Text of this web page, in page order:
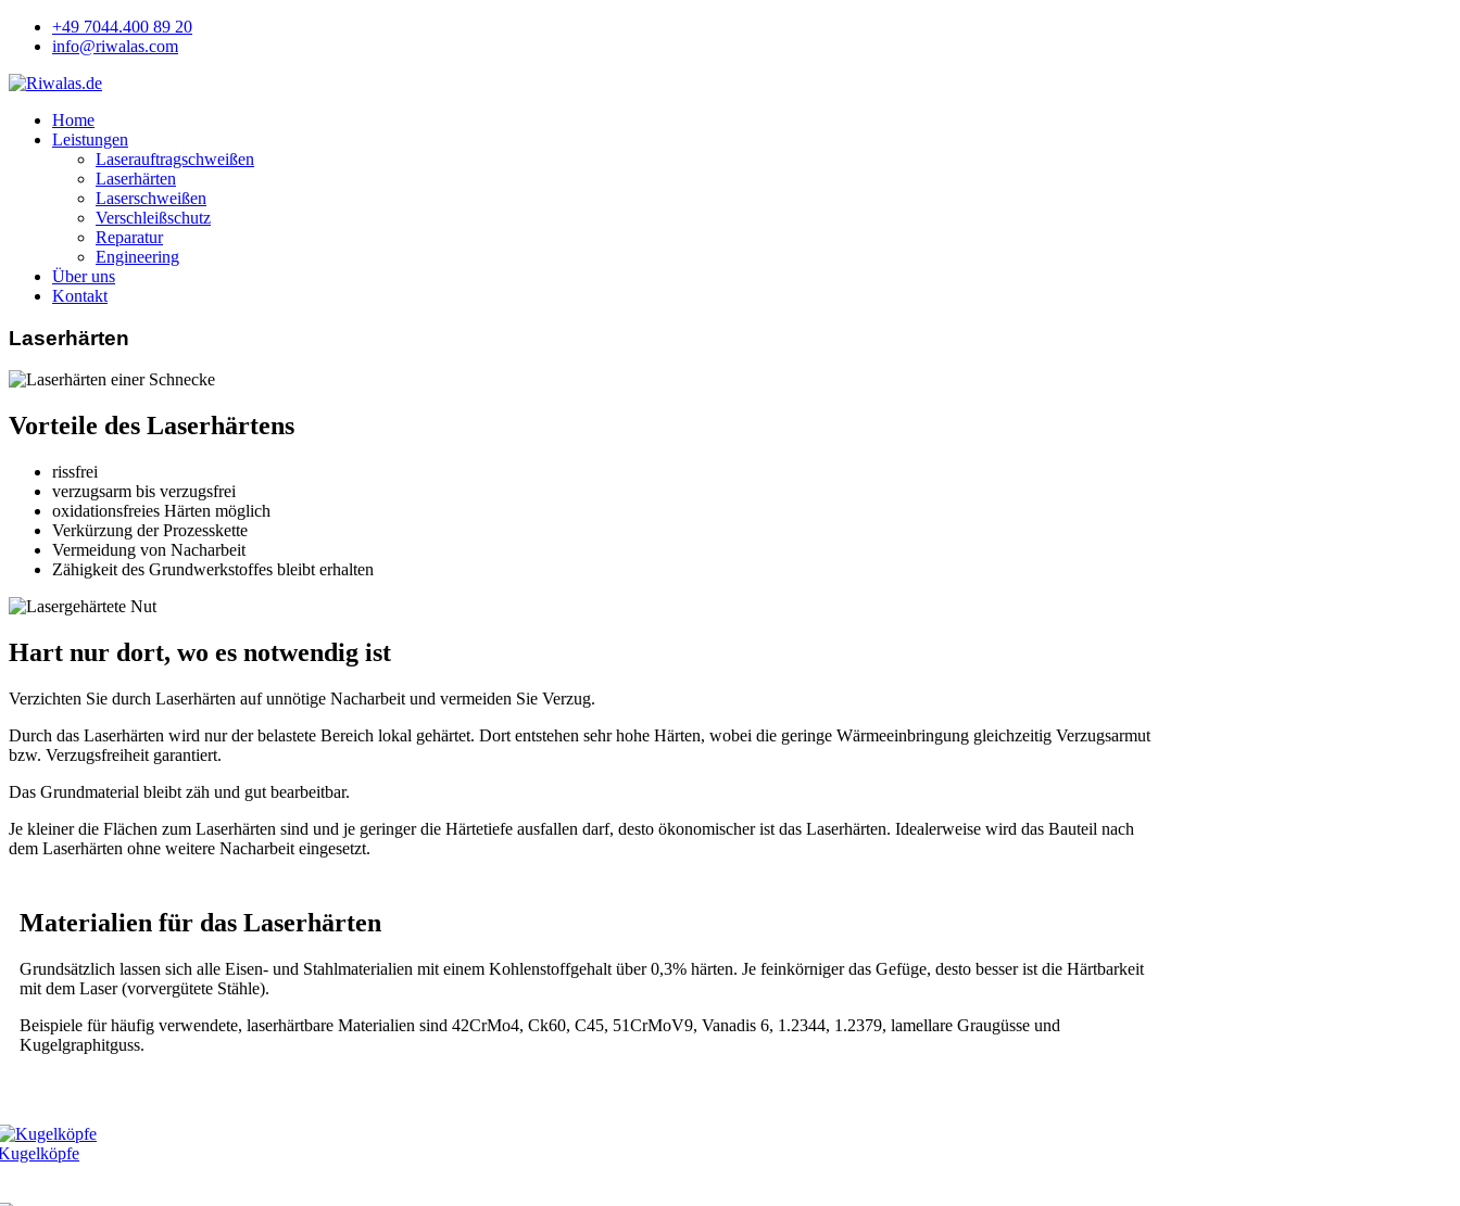
+49 7044.400 89 20
info@riwalas.com
Home
Leistungen
Laserauftragschweißen
Laserhärten
Laserschweißen
Verschleißschutz
Reparatur
Engineering
Über uns
Kontakt
Laserhärten
Vorteile des Laserhärtens
rissfrei
verzugsarm bis verzugsfrei
oxidationsfreies Härten möglich
Verkürzung der Prozesskette
Vermeidung von Nacharbeit
Zähigkeit des Grundwerkstoffes bleibt erhalten
Hart nur dort, wo es notwendig ist
Verzichten Sie durch Laserhärten auf unnötige Nacharbeit und vermeiden Sie Verzug.
Durch das Laserhärten wird nur der belastete Bereich lokal gehärtet. Dort entstehen sehr hohe Härten, wobei die geringe Wärmeeinbringung gleichzeitig Verzugsarmut
bzw. Verzugsfreiheit garantiert.
Das Grundmaterial bleibt zäh und gut bearbeitbar.
Je kleiner die Flächen zum Laserhärten sind und je geringer die Härtetiefe ausfallen darf, desto ökonomischer ist das Laserhärten. Idealerweise wird das Bauteil nach
dem Laserhärten ohne weitere Nacharbeit eingesetzt.
Materialien für das Laserhärten
Grundsätzlich lassen sich alle Eisen- und Stahlmaterialien mit einem Kohlenstoffgehalt über 0,3% härten. Je feinkörniger das Gefüge, desto besser ist die Härtbarkeit
mit dem Laser (vorvergütete Stähle).
Beispiele für häufig verwendete, laserhärtbare Materialien sind 42CrMo4, Ck60, C45, 51CrMoV9, Vanadis 6, 1.2344, 1.2379, lamellare Graugüsse und
Kugelgraphitguss.